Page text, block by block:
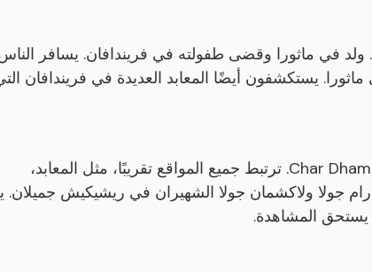
ولد في ماثورا وقضى طفولته في فريندافان. يسافر
يستكشفون أيضًا المعابد العديدة في فريندافان
تعد ريشيكيش وهاريدوار من نقاط السفر الشهيرة إلى Char Dham Yatra. ترتبط جميع المواقع تقريبًا، مثل المعابد،
رام جولا ولاكشمان جولا الشهيران في ريشيكيش جميلان.
المشاهدة.